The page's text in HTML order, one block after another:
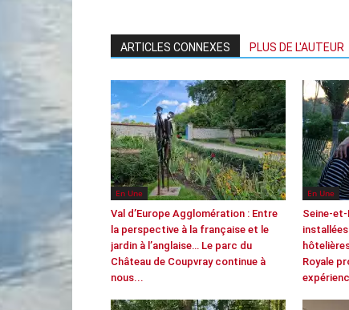
ARTICLES CONNEXES PLUS DE L'AUTEUR
En Une
Val d’Europe Agglomération : Entre
la perspective à la française et le
jardin à l’anglaise… Le parc du
Château de Coupvray continue à
nous...
En Une
Seine-et-
Royale